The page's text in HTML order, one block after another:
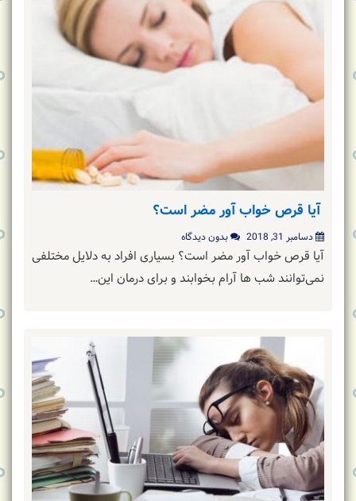
آیا قرص خواب آور مضر است؟
دسامبر 31, 2018 بدون دیدگاه
آیا قرص خواب آور مضر است؟ بسیاری افراد به دلایل مختلفی
نمی‌توانند شب ها آرام بخوابند و برای درمان این…